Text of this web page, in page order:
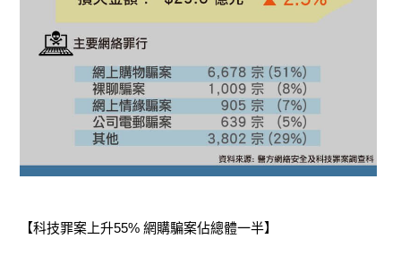
【科技罪案上升55% 網購騙案佔總體一半】